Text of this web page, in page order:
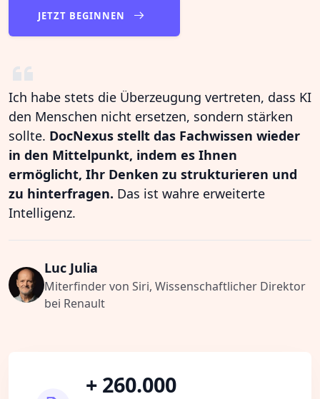
JETZT BEGINNEN
Ich habe stets die Überzeugung vertreten, dass KI
den Menschen nicht ersetzen, sondern stärken
sollte. DocNexus stellt das Fachwissen wieder
in den Mittelpunkt, indem es Ihnen
ermöglicht, Ihr Denken zu strukturieren und
zu hinterfragen. Das ist wahre erweiterte
Intelligenz.
Luc Julia
Miterfinder von Siri, Wissenschaftlicher Direktor
bei Renault
+ 260.000